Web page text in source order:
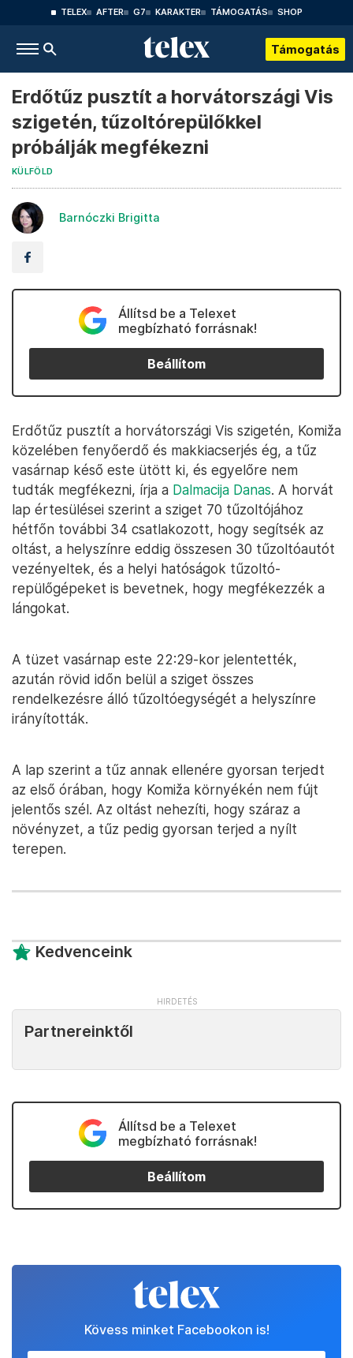
TELEX AFTER G7 KARAKTER TÁMOGATÁS SHOP
Támogatás
Erdőtűz pusztít a horvátországi Vis
szigetén, tűzoltórepülőkkel
próbálják megfékezni
KÜLFÖLD
Barnóczki Brigitta
Állítsd be a Telexet
megbízható forrásnak!
Beállítom
Erdőtűz pusztít a horvátországi Vis szigetén, Komiža
közelében fenyőerdő és makkiacserjés ég, a tűz
vasárnap késő este ütött ki, és egyelőre nem
tudták megfékezni, írja a Dalmacija Danas. A horvát
lap értesülései szerint a sziget 70 tűzoltójához
hétfőn további 34 csatlakozott, hogy segítsék az
oltást, a helyszínre eddig összesen 30 tűzoltóautót
vezényeltek, és a helyi hatóságok tűzoltó-
repülőgépeket is bevetnek, hogy megfékezzék a
lángokat.
A tüzet vasárnap este 22:29-kor jelentették,
azután rövid időn belül a sziget összes
rendelkezésre álló tűzoltóegységét a helyszínre
irányították.
A lap szerint a tűz annak ellenére gyorsan terjedt
az első órában, hogy Komiža környékén nem fújt
jelentős szél. Az oltást nehezíti, hogy száraz a
növényzet, a tűz pedig gyorsan terjed a nyílt
terepen.
Kedvenceink
Partnereinktől
Állítsd be a Telexet
megbízható forrásnak!
Beállítom
Kövess minket Facebookon is!